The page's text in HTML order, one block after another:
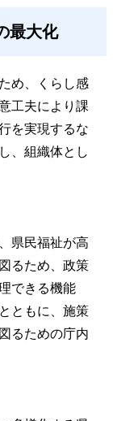
最大化
め、くらし感
工夫により課
を実現するな
、組織体とし
県民福祉が高
るため、政策
できる機能
ともに、施策
るための庁内